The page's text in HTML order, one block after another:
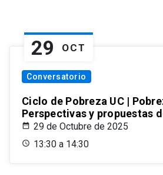
29 OCT
Conversatorio
Ciclo de Pobreza UC |
Perspectivas y propuestas
29 de Octubre de 2025
13:30 a 14:30